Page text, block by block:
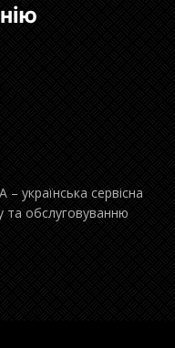
українська сервісна
та обслуговуванню